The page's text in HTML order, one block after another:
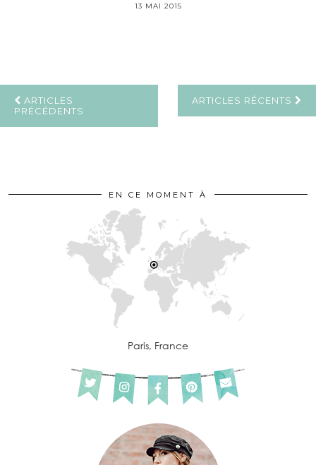
13 MAI 2015
ARTICLES
PRÉCÉDENTS
ARTICLES RÉCENTS
EN CE MOMENT À
Paris, France